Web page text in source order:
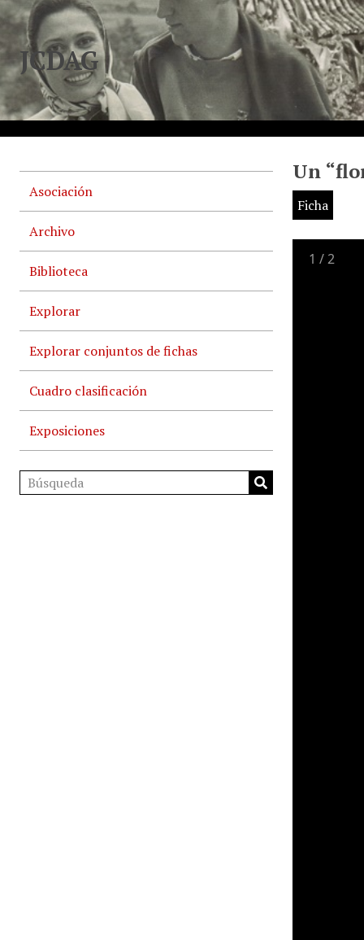
JCDAG
Asociación
Archivo
Biblioteca
Explorar
Explorar conjuntos de fichas
Cuadro clasificación
Exposiciones
Un
Ficha
1 /2